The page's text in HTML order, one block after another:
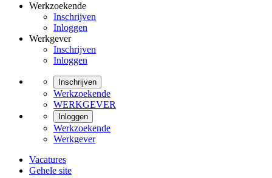
Werkzoekende
Inschrijven
Inloggen
Werkgever
Inschrijven
Inloggen
Inschrijven
Werkzoekende
WERKGEVER
Inloggen
Werkzoekende
Werkgever
Vacatures
Gehele site